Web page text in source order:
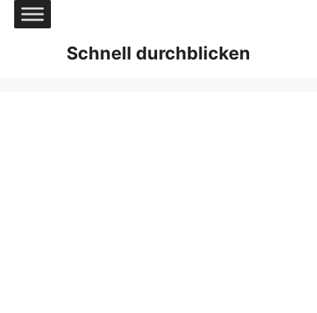
Zum
Inhalt
Schnell durchblicken